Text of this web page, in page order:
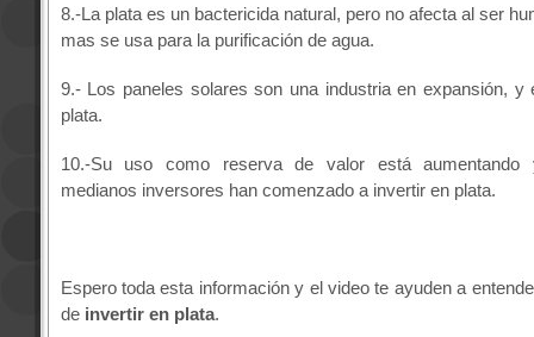
8.-La plata es un bactericida natural, pero no afecta al ser
mas se usa para la purificación de agua.
9.- Los paneles solares son una industria en expansión, y
plata.
10.-Su uso como reserva de valor está aumentando
medianos inversores han comenzado a invertir en plata.
Espero toda esta información y el video te ayuden a
de invertir en plata.